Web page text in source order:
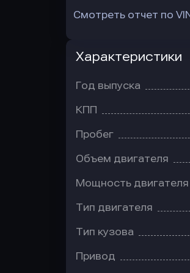
Смотреть отчет по
Характеристики
Год выпуска
КПП
Пробег
Объем двигателя
Мощность двигателя
Тип двигателя
Тип кузова
Привод